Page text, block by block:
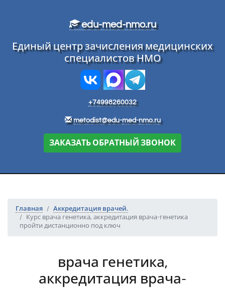
edu-med-nmo.ru
Единый центр зачисления медицинских
специалистов НМО
+74998260032
metodist@edu-med-nmo.ru
ЗАКАЗАТЬ ОБРАТНЫЙ ЗВОНОК
Главная
Аккредитация врачей.
Курс врача генетика, аккредитация врача-генетика
пройти дистанционно под ключ
врача генетика,
аккредитация врача-